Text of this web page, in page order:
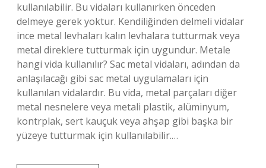
kullanılabilir. Bu vidaları kullanırken önceden
delmeye gerek yoktur. Kendiliğinden delmeli vidalar
ince metal levhaları kalın levhalara tutturmak veya
metal direklere tutturmak için uygundur. Metale
hangi vida kullanılır? Sac metal vidaları, adından da
anlaşılacağı gibi sac metal uygulamaları için
kullanılan vidalardır. Bu vida, metal parçaları diğer
metal nesnelere veya metali plastik, alüminyum,
kontrplak, sert kauçuk veya ahşap gibi başka bir
yüzeye tutturmak için kullanılabilir.…